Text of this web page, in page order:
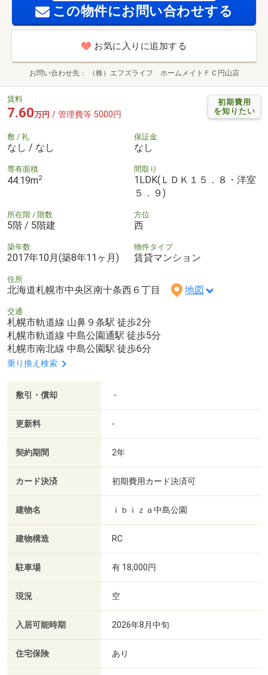
この物件にお問い合わせする
お気に入りに追加する
お問い合わせ先 （株）エフズライフ ホームメイトＦＣ円山店
初期費用
を知りたい
賃料
7.60万円 / 管理費等 5000円
敷 / 礼
なし / なし
保証金
なし
専有面積
44.19m2
間取り
1LDK(ＬＤＫ１５．８・洋室
５．９)
所在階 / 階数
5階 / 5階建
方位
西
築年数
2017年10月(築8年11ヶ月)
物件タイプ
賃貸マンション
住所
北海道札幌市中央区南十条西６丁目 地図
交通
札幌市軌道線 山鼻９条駅 徒歩2分
札幌市軌道線 中島公園通駅 徒歩5分
札幌市南北線 中島公園駅 徒歩6分
乗り換え検索
敷引・償却 -
更新料 -
契約期間 2年
カード決済 初期費用カード決済可
建物名 ｉｂｉｚａ中島公園
建物構造 RC
駐車場 有 18,000円
現況 空
入居可能時期 2026年8月中旬
住宅保険 あり